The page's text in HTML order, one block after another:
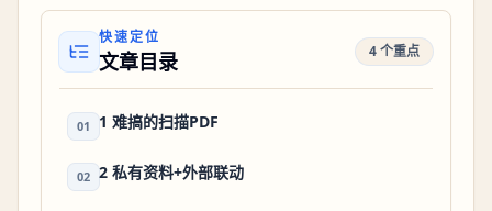
快速定位
文章目录 4 个重点
01 1 难搞的扫描PDF
02 2 私有资料+外部联动